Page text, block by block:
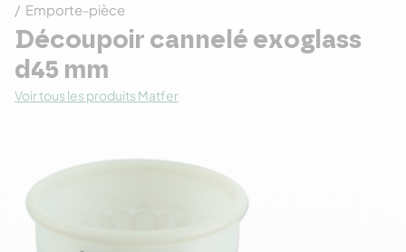
Emporte-pièce
Découpoir cannelé exoglass
d45 mm
Voir tous les produits Matfer